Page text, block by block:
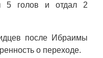
5 голов и отдал 2
после Ибраимы
о переходе.